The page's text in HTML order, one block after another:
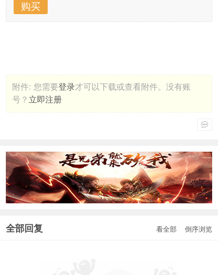
购买
附件: 您需要登录才可以下载或查看附件。没有账
号？ 立即注册
全部回复 看全部 倒序浏览